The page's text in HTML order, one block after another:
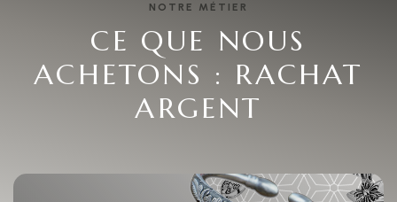
NOTRE MÉTIER
CE QUE NOUS
ACHETONS : RACHAT
ARGENT